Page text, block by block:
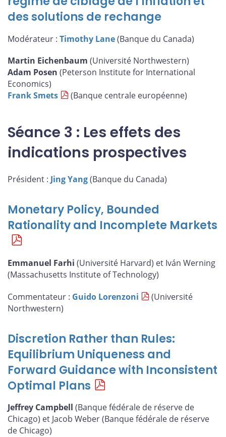
des solutions de rechange
Modérateur : Timothy Lane(Banque du Canada)
Martin Eichenbaum (Université Northwestern)
Adam Posen (Peterson Institute for International
Economics)
Frank Smets
(Banque centrale européenne)
Séance 3 : Les effets des
indications prospectives
Président : Jing Yang(Banque du Canada)
Monetary Policy, Bounded
Rationality and Incomplete Markets
Emmanuel Farhi (Université Harvard) et Iván Werning
(Massachusetts Institute of Technology)
Commentateur : Guido Lorenzoni
(Université
Northwestern)
Discretion Rather than Rules:
Equilibrium Uniqueness and
Forward Guidance with Inconsistent
Optimal Plans
Jeffrey Campbell (Banque fédérale de réserve de
Chicago) et Jacob Weber (Banque fédérale de réserve
de Chicago)